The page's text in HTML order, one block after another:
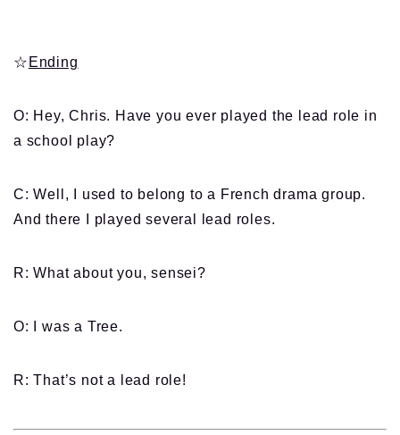
☆ Ending
O: Hey, Chris. Have you ever played the lead role in
a school play?
C: Well, I used to belong to a French drama group.
And there I played several lead roles.
R: What about you, sensei?
O: I was a Tree.
R: That’s not a lead role!